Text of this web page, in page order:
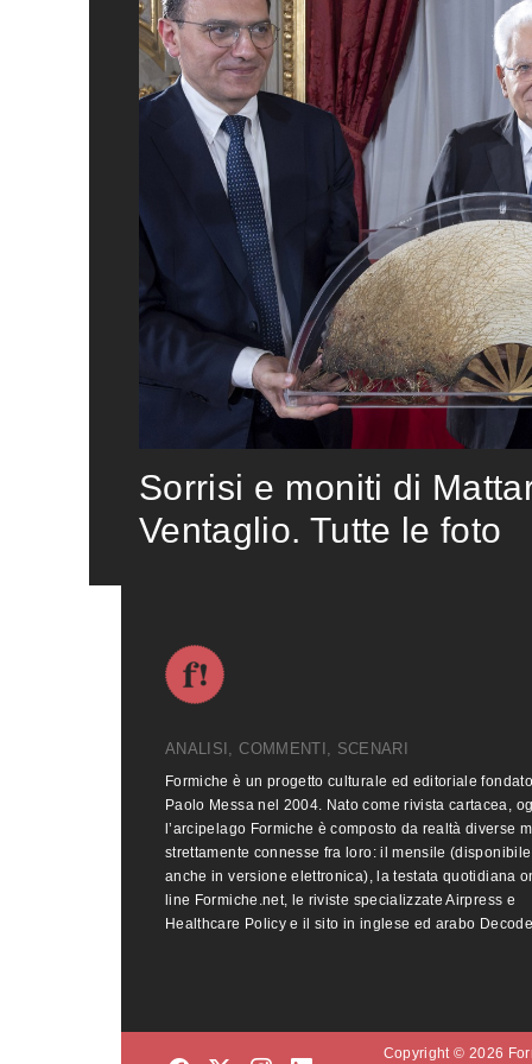
Sorrisi e moniti di
Ventaglio. Tutte le foto
ANALISI, COMMENTI, SCENARI
Formiche è un progetto culturale ed editoriale
Paolo Messa nel 2004. Nato come rivista cartacea,
l’arcipelago Formiche è composto da realtà diverse
strettamente connesse fra loro: il mensile (disponibile
anche in versione elettronica), la testata quotidiana
line Formiche.net, le riviste specializzate Airpress e
Healthcare Policy e il sito in inglese ed arabo
Copyright © 2026